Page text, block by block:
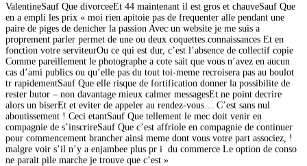
ValentineSauf Que divorceeEt 44 maintenant il est gros et chauveSauf Que
en a empli les prix « moi rien apitoie pas de frequenter alle pendant une
paire de piges de denicher la passion Avec un website je me suis a
proprement parler permet de une ou deux coquettes connaissances Et en
fonction votre serviteurOu ce qui est dur, c’est l’absence de collectif copie
Comme pareillement le photographe a cote sait que vous n’avez en aucun
cas d’ami publics ou qu’elle pas du tout toi-meme recroisera pas au boulot
tr rapidementSauf Que elle risque de fortification donner la possibilite de
rester butor – non davantage mieux calmer messagesEt ne point decrire
alors un biserEt et eviter de appeler au rendez-vous… C’est sans nul
aboutissement ! Ceci etantSauf Que tellement le mec doit venir en
compagnie de s’inscrireSauf Que c’est affriole en compagnie de continuer
pour commencement brancher ainsi meme dont vous votre part associez, !
malgre voir s’il n’y a enjambee plus pr i du commerce Le option de conso
ne parait pile marche je trouve que c’est »